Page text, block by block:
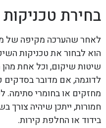
בחירת
לאחר שהערכה מקיפה של
הוא לבחור את טכניקות
שיטות שיקום, וכל אחת מהן
לדוגמה, אם מדובר בסדקים
מחזקים או בחומרי סתימה.
חמורות, ייתכן שיהיה צורך
בידוד או החלפת קירות.